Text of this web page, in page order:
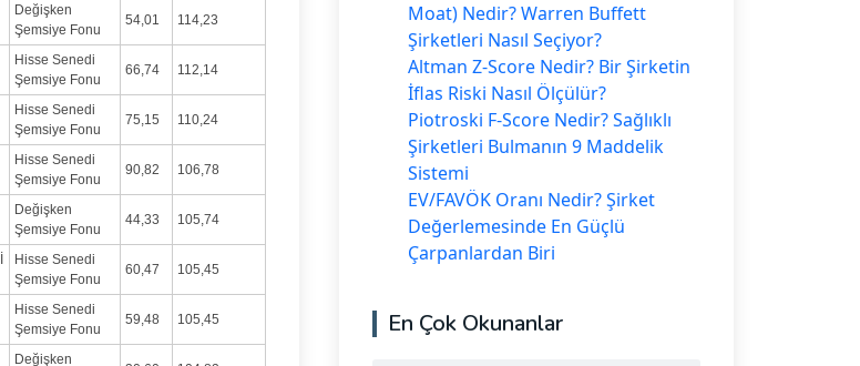
Değişken
Şemsiye Fonu
54,01 114,23
Hisse Senedi
Şemsiye Fonu
66,74 112,14
Hisse Senedi
Şemsiye Fonu
75,15 110,24
Hisse Senedi
Şemsiye Fonu
90,82 106,78
Değişken
Şemsiye Fonu
44,33 105,74
Hisse Senedi
Şemsiye Fonu
60,47 105,45
Hisse Senedi
Şemsiye Fonu
59,48 105,45
Değişken
Moat) Nedir? Warren Buffett
Şirketleri Nasıl Seçiyor?
Altman Z-Score Nedir? Bir Şirketin
İflas Riski Nasıl Ölçülür?
Piotroski F-Score Nedir? Sağlıklı
Şirketleri Bulmanın 9 Maddelik
Sistemi
EV/FAVÖK Oranı Nedir? Şirket
Değerlemesinde En Güçlü
Çarpanlardan Biri
En Çok Okunanlar